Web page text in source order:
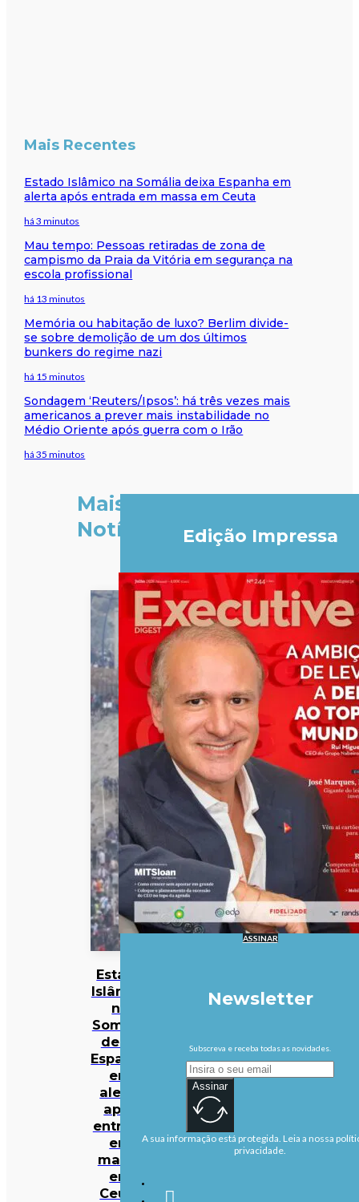
Mais Recentes
Estado Islâmico na Somália deixa Espanha em
alerta após entrada em massa em Ceuta
há 3 minutos
Mau tempo: Pessoas retiradas de zona de
campismo da Praia da Vitória em segurança na
escola profissional
há 13 minutos
Memória ou habitação de luxo? Berlim divide-
se sobre demolição de um dos últimos
bunkers do regime nazi
há 15 minutos
Sondagem ‘Reuters/Ipsos’: há três vezes mais
americanos a prever mais instabilidade no
Médio Oriente após guerra com o Irão
há 35 minutos
Mais
Notícias
Estado
Islâmico
na
Somália
deixa
Espanha
em
alerta
após
entrada
em
massa
em
Ceuta
Edição Impressa
ASSINAR
Newsletter
Subscreva e receba todas as novidades.
Assinar
A sua informação está protegida. Leia a nossa
privacidade.